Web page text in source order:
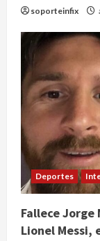
soporteinfix
Deportes
Fallece
Lionel Messi,
2